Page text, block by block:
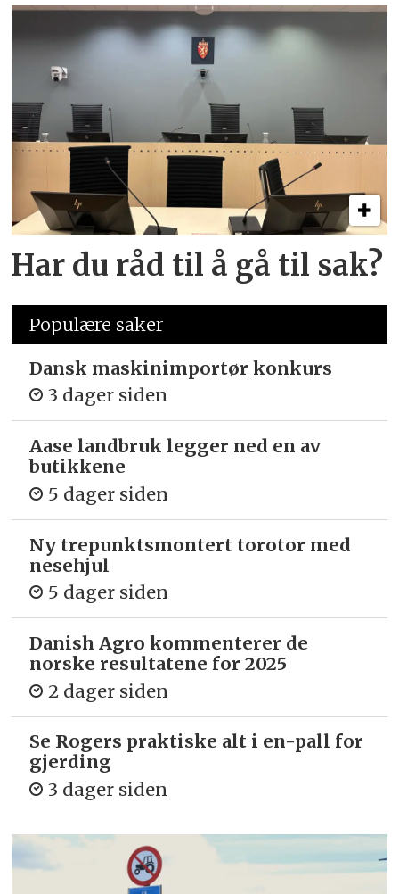
Har du råd til å gå til sak?
Populære saker
Dansk maskinimportør konkurs
3 dager siden
Aase landbruk legger ned en av
butikkene
5 dager siden
Ny trepunkts­montert torotor med
nesehjul
5 dager siden
Danish Agro kommenterer de
norske resultatene for 2025
2 dager siden
Se Rogers praktiske alt i en-pall for
gjerding
3 dager siden